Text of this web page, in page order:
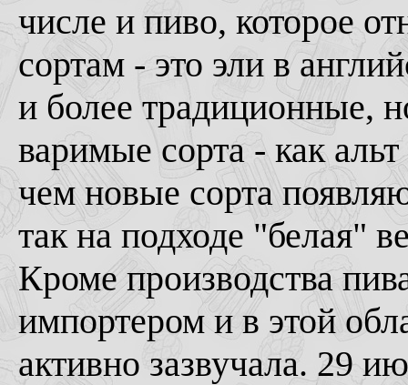
числе и пиво, которое
сортам - это эли в
и более традиционные,
варимые сорта - как
чем новые сорта
так на подходе "белая"
Кроме производства
импортером и в этой
активно зазвучала. 29